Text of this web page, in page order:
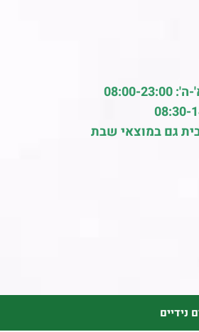
23:00
גם במוצאי שבת
נידיים